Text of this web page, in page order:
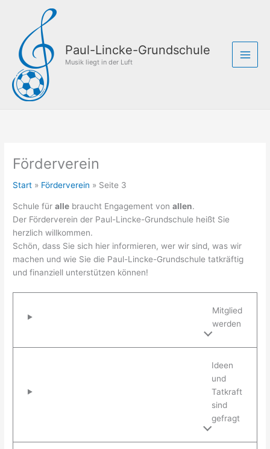
springen
Paul-Lincke-Grundschule
Musik liegt in der Luft
Förderverein
Start Förderverein Seite 3
Schule füralle braucht Engagement vonallen.
Der Förderverein der Paul-Lincke-Grundschule heißt Sie
herzlich willkommen.
Schön, dass Sie sich hier informieren, wer wir sind, was wir
machen und wie Sie die Paul-Lincke-Grundschule tatkräftig
und finanziell unterstützen können!
Mitglied
werden
Ideen
und
Tatkraft
sind
gefragt